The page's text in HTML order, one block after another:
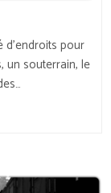
pour
un souterrain, le